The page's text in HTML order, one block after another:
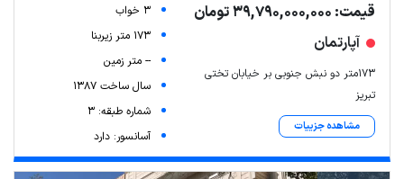
قیمت: 39,790,000,000 تومان
آپارتمان
۱۷۳متر دو نبش جنوبی بر خیابان تختی
تبریز
مشاهده جزییات
3 خواب
173 متر زیربنا
-- متر زمین
سال ساخت 1387
شماره طبقه: 3
آسانسور: دارد